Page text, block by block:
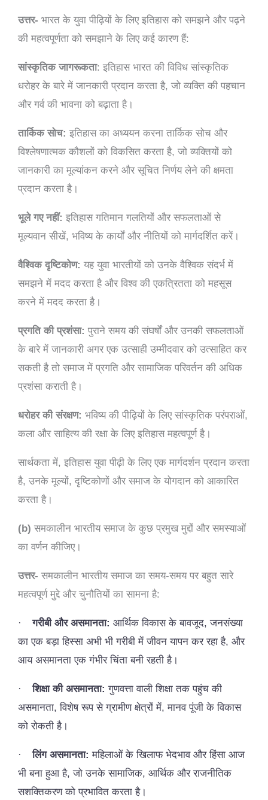
उत्तर- भारत के युवा पीढ़ियों के लिए इतिहास को समझने और पढ़ने
की महत्वपूर्णता को समझाने के लिए कई कारण हैं:
सांस्कृतिक जागरूकता: इतिहास भारत की विविध सांस्कृतिक
धरोहर के बारे में जानकारी प्रदान करता है, जो व्यक्ति की पहचान
और गर्व की भावना को बढ़ाता है।
तार्किक सोच: इतिहास का अध्ययन करना तार्किक सोच और
विश्लेषणात्मक कौशलों को विकसित करता है, जो व्यक्तियों को
जानकारी का मूल्यांकन करने और सूचित निर्णय लेने की क्षमता
प्रदान करता है।
भूले गए नहीं: इतिहास गतिमान गलतियों और सफलताओं से
मूल्यवान सीखें, भविष्य के कार्यों और नीतियों को मार्गदर्शित करें।
वैश्विक दृष्टिकोण: यह युवा भारतीयों को उनके वैश्विक संदर्भ में
समझने में मदद करता है और विश्व की एकत्रितता को महसूस
करने में मदद करता है।
प्रगति की प्रशंसा: पुराने समय की संघर्षों और उनकी सफलताओं
के बारे में जानकारी अगर एक उत्साही उम्मीदवार को उत्साहित कर
सकती है तो समाज में प्रगति और सामाजिक परिवर्तन की अधिक
प्रशंसा कराती है।
धरोहर की संरक्षण: भविष्य की पीढ़ियों के लिए सांस्कृतिक परंपराओं,
कला और साहित्य की रक्षा के लिए इतिहास महत्वपूर्ण है।
सार्थकता में, इतिहास युवा पीढ़ी के लिए एक मार्गदर्शन प्रदान करता
है, उनके मूल्यों, दृष्टिकोणों और समाज के योगदान को आकारित
करता है।
(b) समकालीन भारतीय समाज के कुछ प्रमुख मुद्दों और समस्याओं
का वर्णन कीजिए।
उत्तर- समकालीन भारतीय समाज का समय-समय पर बहुत सारे
महत्वपूर्ण मुद्दे और चुनौतियों का सामना है:
· गरीबी और असमानता: आर्थिक विकास के बावजूद, जनसंख्या
का एक बड़ा हिस्सा अभी भी गरीबी में जीवन यापन कर रहा है, और
आय असमानता एक गंभीर चिंता बनी रहती है।
· शिक्षा की असमानता: गुणवत्ता वाली शिक्षा तक पहुंच की
असमानता, विशेष रूप से ग्रामीण क्षेत्रों में, मानव पूंजी के विकास
को रोकती है।
· लिंग असमानता: महिलाओं के खिलाफ भेदभाव और हिंसा आज
भी बना हुआ है, जो उनके सामाजिक, आर्थिक और राजनीतिक
सशक्तिकरण को प्रभावित करता है।